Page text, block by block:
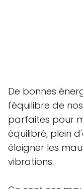
De bonnes
l'équilibre de
parfaites pour
équilibré, plein
éloigner les
vibrations.